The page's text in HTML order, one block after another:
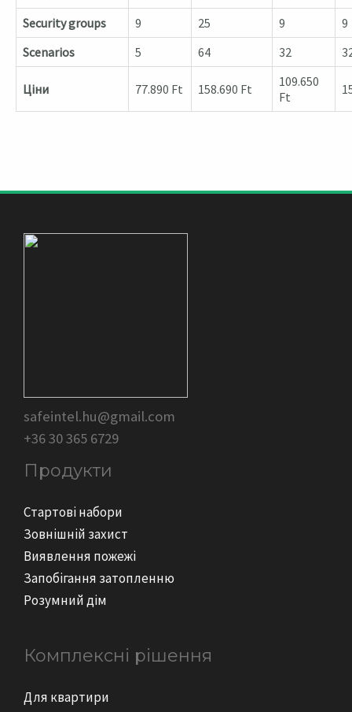
Security groups
9 25 9
9
Scenarios
5 64 32
Ціни 77.890 Ft 158.690 Ft
109.650
Ft
safeintel.hu@gmail.com
+36 30 365 6729
Продукти
Стартові набори
Зовнішній захист
Виявлення пожежі
Запобігання затопленню
Розумний дім
Комплексні рішення
Для квартири